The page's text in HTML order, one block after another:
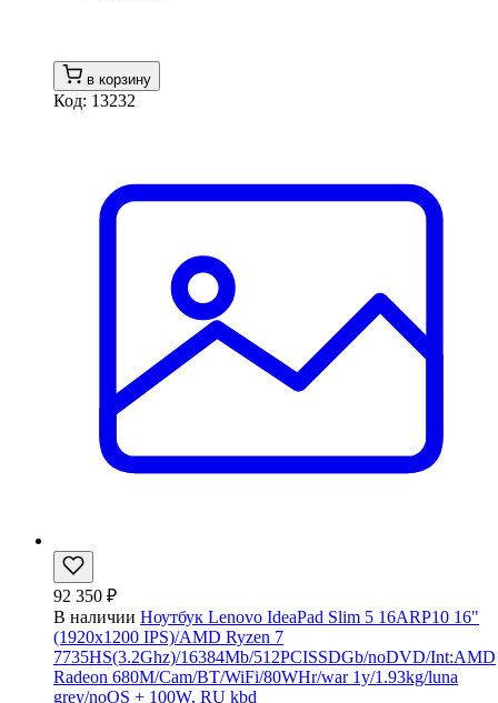
в корзину
Код: 13232
92 350 ₽
В наличии Ноутбук Lenovo IdeaPad Slim 5 16ARP10 16"
(1920x1200 IPS)/AMD Ryzen 7
7735HS(3.2Ghz)/16384Mb/512PCISSDGb/noDVD/Int:AMD
Radeon 680M/Cam/BT/WiFi/80WHr/war 1y/1.93kg/luna
grey/noOS + 100W, RU kbd